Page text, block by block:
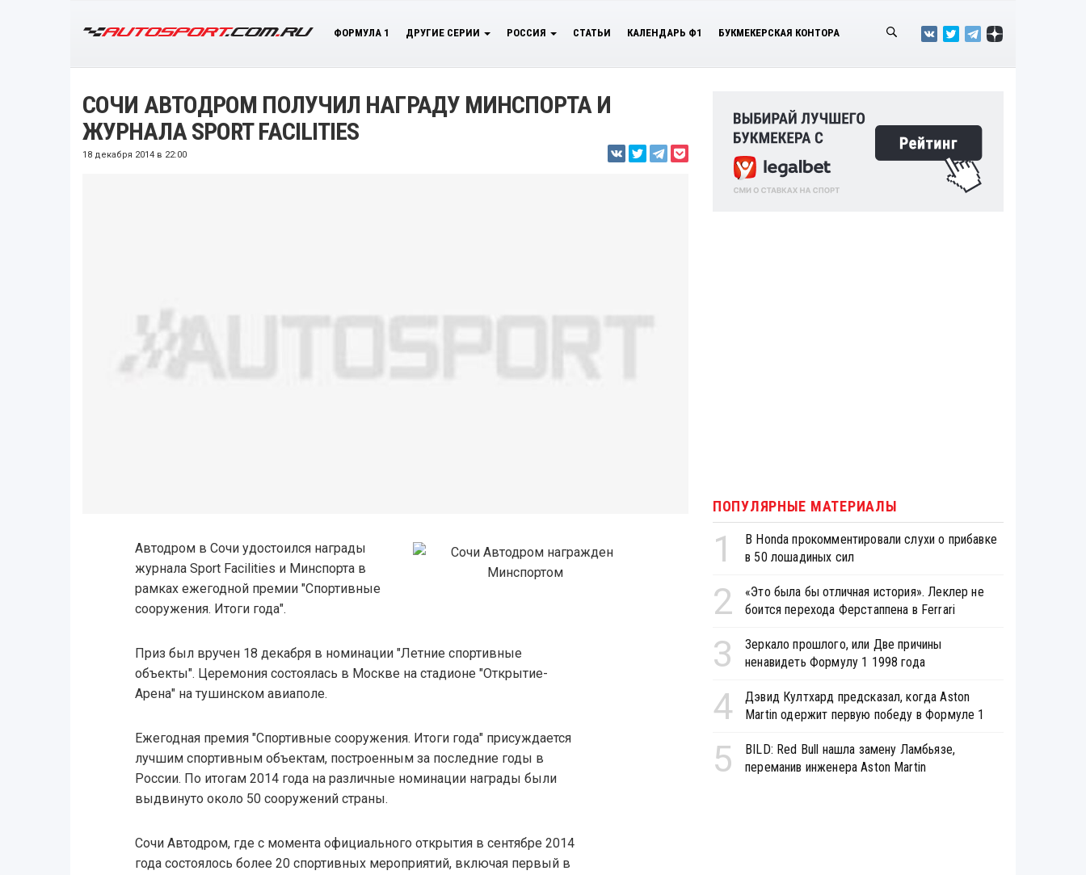
ФОРМУЛА 1 ДРУГИЕ СЕРИИ РОССИЯ СТАТЬИ КАЛЕНДАРЬ Ф1 БУКМЕКЕРСКАЯ КОНТОРА
СОЧИ АВТОДРОМ ПОЛУЧИЛ НАГРАДУ МИНСПОРТА И
ЖУРНАЛА SPORT FACILITIES
18 декабря 2014 в 22:00
Автодром в Сочи удостоился награды
журнала Sport Facilities и Минспорта в
рамках ежегодной премии "Спортивные
сооружения. Итоги года".
Приз был вручен 18 декабря в номинации "Летние спортивные
объекты". Церемония состоялась в Москве на стадионе "Открытие-
Арена" на тушинском авиаполе.
Ежегодная премия "Спортивные сооружения. Итоги года" присуждается
лучшим спортивным объектам, построенным за последние годы в
России. По итогам 2014 года на различные номинации награды были
выдвинуто около 50 сооружений страны.
Сочи Автодром, где с момента официального открытия в сентябре 2014
года состоялось более 20 спортивных мероприятий, включая первый в
ПОПУЛЯРНЫЕ МАТЕРИАЛЫ
1
В Honda прокомментировали слухи о прибавке
в 50 лошадиных сил
2
«Это была бы отличная история». Леклер не
боится перехода Ферстаппена в Ferrari
3
Зеркало прошлого, или Две причины
ненавидеть Формулу 1 1998 года
4
Дэвид Култхард предсказал, когда Aston
Martin одержит первую победу в Формуле 1
5
BILD: Red Bull нашла замену Ламбьязе,
переманив инженера Aston Martin